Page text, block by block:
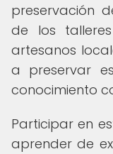
preservación
de los
artesanos
a preservar
conocimiento
Participar en
aprender de